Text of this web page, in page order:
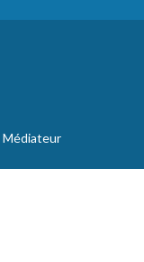
Médiateur